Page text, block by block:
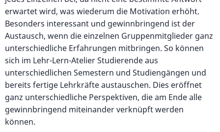
erwartet wird, was wiederum die Motivation erhöht.
Besonders interessant und gewinnbringend ist der
Austausch, wenn die einzelnen Gruppenmitglieder ganz
unterschiedliche Erfahrungen mitbringen. So können
sich im Lehr-Lern-Atelier Studierende aus
unterschiedlichen Semestern und Studiengängen und
bereits fertige Lehrkräfte austauschen. Dies eröffnet
ganz unterschiedliche Perspektiven, die am Ende alle
gewinnbringend miteinander verknüpft werden
können.